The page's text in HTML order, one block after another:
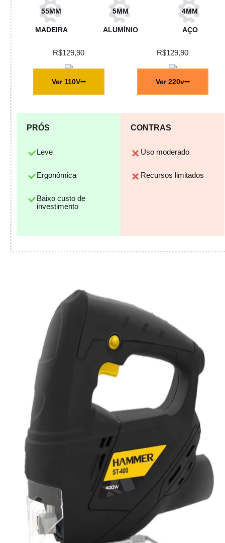
55MM
MADEIRA
5MM
ALUMÍNIO
4MM
AÇO
R$129,90
Ver 110V
R$129,90
Ver 220v
PRÓS
Leve
Ergonômica
Baixo custo de
investimento
CONTRAS
Uso moderado
Recursos limitados